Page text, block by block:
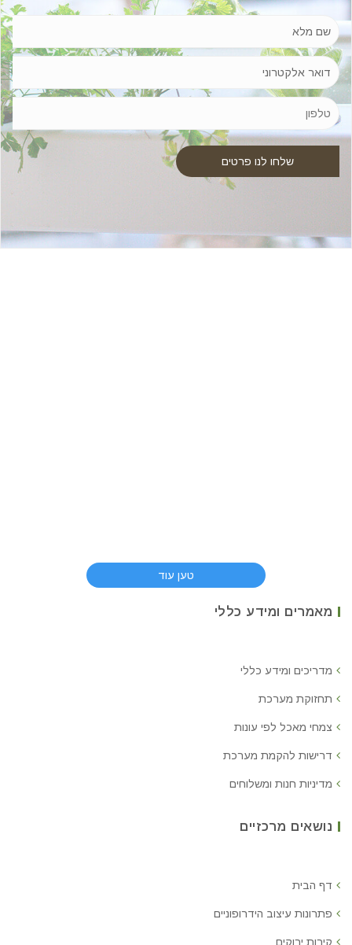
טען עוד
מאמרים ומידע כללי
מדריכים ומידע כללי
תחזוקת מערכת
צמחי מאכל לפי עונות
דרישות להקמת מערכת
מדיניות חנות ומשלוחים
נושאים מרכזיים
דף הבית
פתרונות עיצוב הידרופוניים
קירות ירוקים